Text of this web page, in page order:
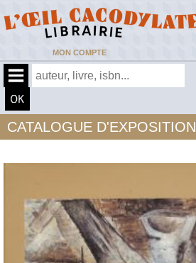
MON COMPTE
CATALOGUE D'EXPOSITION